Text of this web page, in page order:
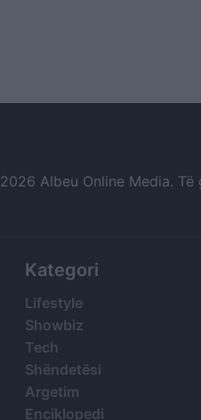
2026 Albeu Online Media.
Kategori
Lifestyle
Showbiz
Tech
Shëndetësi
Argetim
Enciklopedi